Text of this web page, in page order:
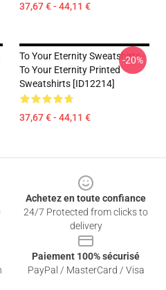
37,67 € - 44,11 €
To Your Eternity Sweatshirts -
To Your Eternity Printed
Sweatshirts [ID12214]
37,67 € - 44,11 €
-20%
Achetez en toute confiance
24/7 Protected from clicks to
delivery
Paiement 100% sécurisé
PayPal / MasterCard / Visa